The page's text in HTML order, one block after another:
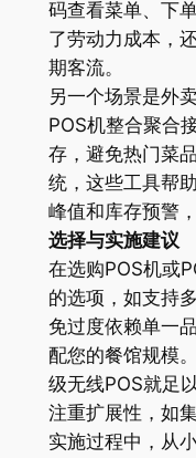
码查看菜单、下
了劳动力成本，
期客流。
另一个场景是外
POS机整合聚合
存，避免热门菜
统，这些工具帮
峰值和库存预警
选择与实施建议
在选购POS机或
的选项，如支持
免过度依赖单一
配您的餐馆规模
级无线POS就足
注重扩展性，如
实施过程中，从